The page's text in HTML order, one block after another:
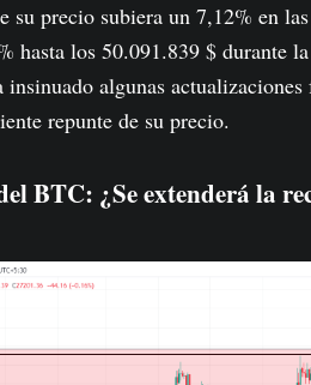
su precio subiera un 7,12% en
hasta los 50.091.839 $ durante
algunas
repunte de su precio.
BTC: ¿Se extenderá la